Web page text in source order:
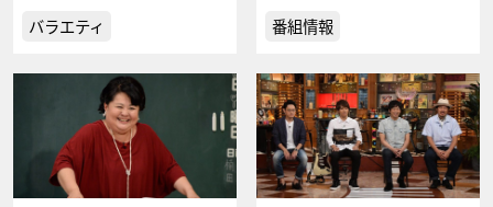
バラエティ 番組情報